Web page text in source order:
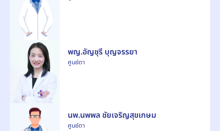
พญ.อัญชุรี บุญจรรยา
ศูนย์ตา
นพ.นพพล ชัยเจริญสุขเกษม
ศูนย์ตา